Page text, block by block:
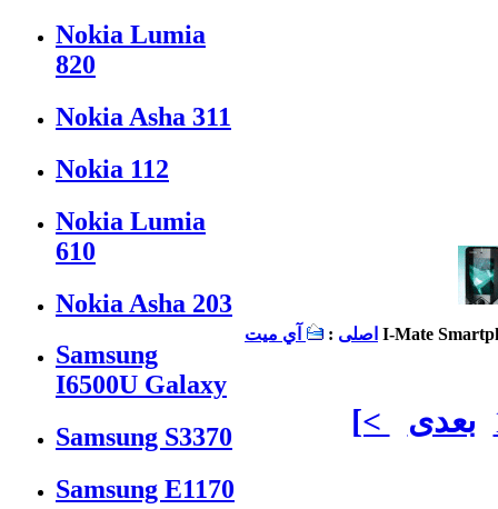
Nokia Lumia
820
Nokia Asha 311
Nokia 112
Nokia Lumia
610
Nokia Asha 203
Samsung
I6500U Galaxy
Samsung S3370
Samsung E1170
اصلی : آي ميت I-Mate
[< بعدی